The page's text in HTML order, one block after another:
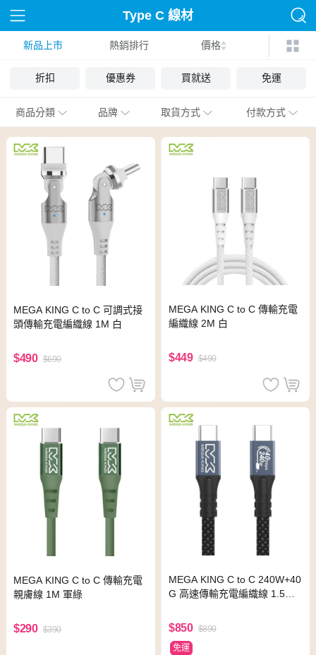
Type C 線材
新品上市 熱銷排行 價格
折扣 優惠券 買就送 免運
商品分類 品牌 取貨方式 付款方式
MEGA KING C to C 可調式接
頭傳輸充電編織線 1M 白
$490 $690
MEGA KING C to C 傳輸充電
編織線 2M 白
$449 $490
MEGA KING C to C 傳輸充電
親膚線 1M 軍綠
$290 $390
MEGA KING C to C 240W+40
G 高速傳輸充電編織線 1.5M
$850 $890
免運